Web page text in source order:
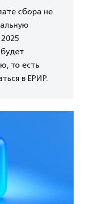
сбора не
то есть
в ЕРИР.